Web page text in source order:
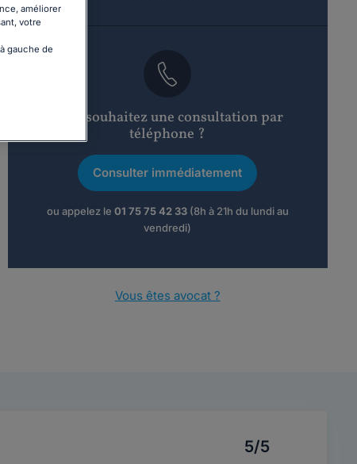
Vous souhaitez une consultation par
téléphone ?
Consulter immédiatement
ou appelez le 01 75 75 42 33(8h à 21h du lundi au
vendredi)
Vous êtes avocat ?
5/5
améliorer
votre
gauche de